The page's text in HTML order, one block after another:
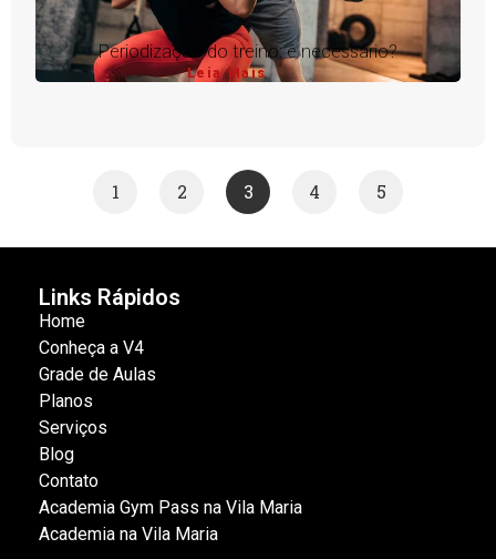
Periodização do treino: é necessário?
Leia Mais
1 2 3 4 5
Links Rápidos
Home
Conheça a V4
Grade de Aulas
Planos
Serviços
Blog
Contato
Academia Gym Pass na Vila Maria
Academia na Vila Maria